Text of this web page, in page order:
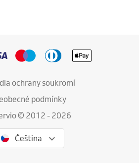
ochrany soukromí
podmínky
© 2012 - 2026
Čeština